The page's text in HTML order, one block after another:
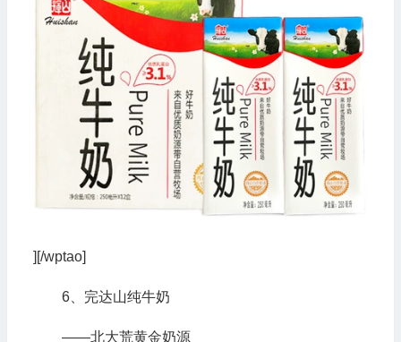
][/wptao]
6、完达山纯牛奶
——北大荒黄金奶源